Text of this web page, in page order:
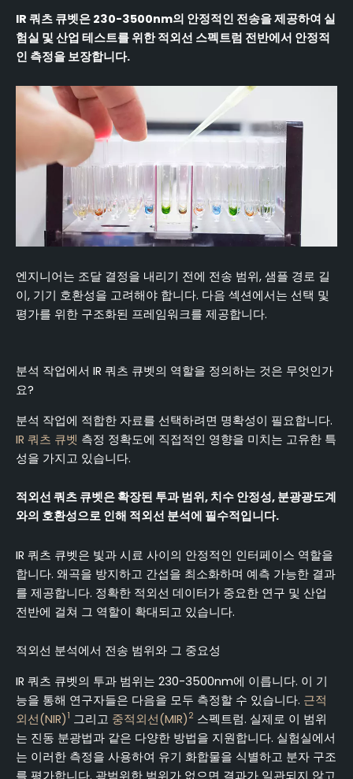
IR 쿼츠 큐벳은 230-3500nm의 안정적인 전송을 제공하여 실
험실 및 산업 테스트를 위한 적외선 스펙트럼 전반에서 안정적
인 측정을 보장합니다.
엔지니어는 조달 결정을 내리기 전에 전송 범위, 샘플 경로 길
이, 기기 호환성을 고려해야 합니다. 다음 섹션에서는 선택 및
평가를 위한 구조화된 프레임워크를 제공합니다.
분석 작업에서 IR 쿼츠 큐벳의 역할을 정의하는 것은 무엇인가
요?
분석 작업에 적합한 자료를 선택하려면 명확성이 필요합니다.
IR 쿼츠 큐벳 측정 정확도에 직접적인 영향을 미치는 고유한 특
성을 가지고 있습니다.
적외선 쿼츠 큐벳은 확장된 투과 범위, 치수 안정성, 분광광도계
와의 호환성으로 인해 적외선 분석에 필수적입니다.
IR 쿼츠 큐벳은 빛과 시료 사이의 안정적인 인터페이스 역할을
합니다. 왜곡을 방지하고 간섭을 최소화하며 예측 가능한 결과
를 제공합니다. 정확한 적외선 데이터가 중요한 연구 및 산업
전반에 걸쳐 그 역할이 확대되고 있습니다.
적외선 분석에서 전송 범위와 그 중요성
IR 쿼츠 큐벳의 투과 범위는 230-3500nm에 이릅니다. 이 기
능을 통해 연구자들은 다음을 모두 측정할 수 있습니다. 근적
외선(NIR) 1 그리고 중적외선(MIR) 2 스펙트럼. 실제로 이 범위
는 진동 분광법과 같은 다양한 방법을 지원합니다. 실험실에서
는 이러한 측정을 사용하여 유기 화합물을 식별하고 분자 구조
를 평가합니다. 광범위한 범위가 없으면 결과가 일관되지 않고